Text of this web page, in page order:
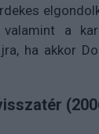
a
ha akkor